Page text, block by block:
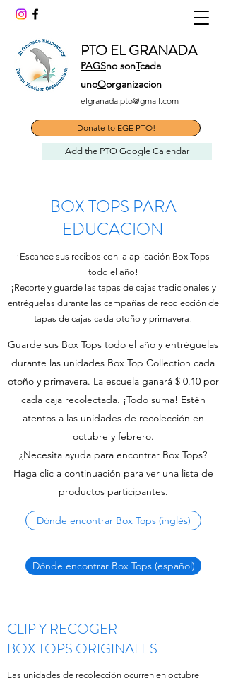
PTO EL GRANADA
PAGSno sonTcada
unoOorganizacion
elgranada.pto@gmail.com
Donate to EGE PTO!
Add the PTO Google Calendar
BOX TOPS PARA
EDUCACION
¡Escanee sus recibos con la aplicación Box Tops
todo el año!
¡Recorte y guarde las tapas de cajas tradicionales y
entréguelas durante las campañas de recolección de
tapas de cajas cada otoño y primavera!
Guarde sus Box Tops todo el año y entréguelas
durante las unidades Box Top Collection cada
otoño y primavera. La escuela ganará $ 0.10 por
cada caja recolectada. ¡Todo suma! Estén
atentos a las unidades de recolección en
octubre y febrero.
¿Necesita ayuda para encontrar Box Tops?
Haga clic a continuación para ver una lista de
productos participantes.
Dónde encontrar Box Tops (inglés)
Dónde encontrar Box Tops (español)
CLIP Y RECOGER
BOX TOPS ORIGINALES
Las unidades de recolección ocurren en octubre